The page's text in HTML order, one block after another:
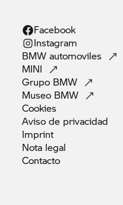
Facebook
Instagram
BMWautomoviles
MINI
Grupo BMW
Museo BMW
Cookies
Aviso de privacidad
Imprint
Nota legal
Contacto